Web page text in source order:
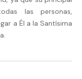
las personas,
a Él a la Santísima